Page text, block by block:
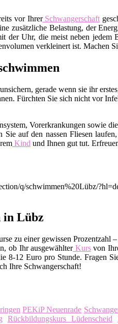
vor IhrerSchwangerschaft
zusätzliche Belastung, der
der Uhr, die meist neben
verkleinert ist. Machen
gerade wenn sie ihr erstes
Fürchten Sie sich nicht vor
Vorerkrankungen sowie
Sie auf den nassen Fliesen
Kind und Ihnen gut tut.
q/schwimmen%20Lübz/
in Lübz
zu einer gewissen
ob Ihr ausgewählterKursvon
8-12 Euro pro Stunde. Fragen
Ihre Schwangerschaft!
PEKiP Neuenrade
Rückbildungskurs Lüdenscheid